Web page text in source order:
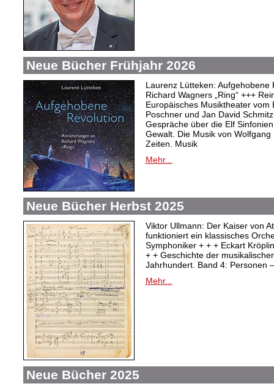
Neue Bücher Frühjahr 2026
Laurenz Lütteken: Aufgehobene
Richard Wagners „Ring“ +++
Europäisches Musiktheater vom
Poschner und Jan David
Gespräche über die Elf
Gewalt. Die Musik von
Zeiten. Musik
Mehr...
Neue Bücher Herbst 2025
Viktor Ullmann: Der Kaiser von
funktioniert ein klassisches
Symphoniker + + + Eckart
+ + Geschichte der
Jahrhundert. Band 4: Personen
Mehr...
Neue Bücher 2025